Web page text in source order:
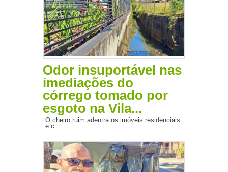
Odor insuportável nas
imediações do
córrego tomado por
esgoto na Vila...
O cheiro ruim adentra os imóveis residenciais
e c...